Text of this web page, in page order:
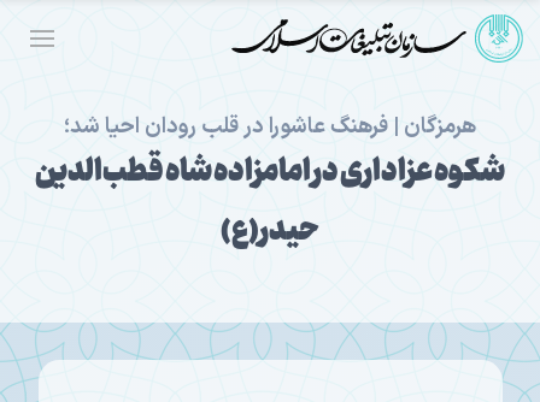
هرمزگان | فرهنگ عاشورا در قلب رودان احیا شد؛
شکوه عزاداری در امامزاده شاه قطب‌الدین
حیدر(ع)